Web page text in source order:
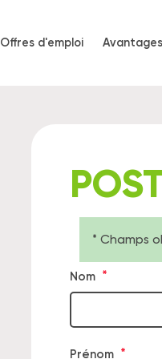
Offres d'emploi Avantages
* Champs
Provenance
de
Nom
Prénom